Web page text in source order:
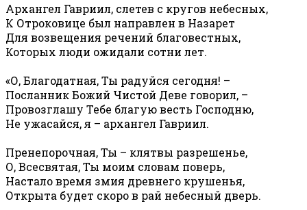
Архангел Гавриил, слетев с кругов небесных,
К Отроковице был направлен в Назарет
Для возвещения речений благовестных,
Которых люди ожидали сотни лет.
«О, Благодатная, Ты радуйся сегодня! –
Посланник Божий Чистой Деве говорил, –
Провозглашу Тебе благую весть Господню,
Не ужасайся, я – архангел Гавриил.
Пренепорочная, Ты – клятвы разрешенье,
О, Всесвятая, Ты моим словам поверь,
Настало время змия древнего крушенья,
Открыта будет скоро в рай небесный дверь.